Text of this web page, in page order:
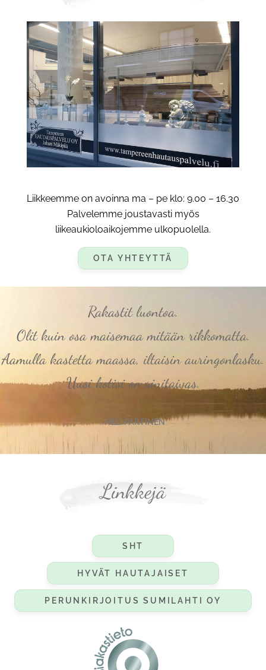
Liikkeemme on avoinna ma – pe klo: 9.00 – 16.30
Palvelemme joustavasti myös
liikeaukioloaikojemme ulkopuolella.
OTA YHTEYTTÄ
Rakastit luontoa.
Olit kuin osa maisemaa mitään rikkomatta.
Aamulla kastetta maassa, iltaisin auringonlasku.
Uusi kotisi on sinitaivas.
-HELI PARTINEN
Linkkejä
SHT
HYVÄT HAUTAJAISET
PERUNKIRJOITUS SUMILAHTI OY